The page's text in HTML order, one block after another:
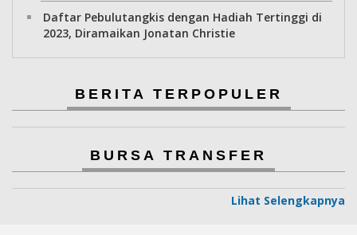
Daftar Pebulutangkis dengan Hadiah Tertinggi di
2023, Diramaikan Jonatan Christie
BERITA TERPOPULER
BURSA TRANSFER
Lihat Selengkapnya